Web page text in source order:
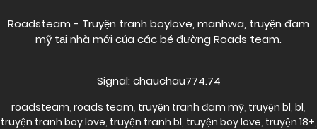
Roadsteam - Truyện tranh boylove, manhwa, truyện đam
mỹ tại nhà mới của các bé đường Roads team.
Signal: chauchau774.74
roadsteam, roads team, truyện tranh đam mỹ, truyện bl, bl,
truyện tranh boy love, truyện tranh bl, truyện boy love, truyện 18+,